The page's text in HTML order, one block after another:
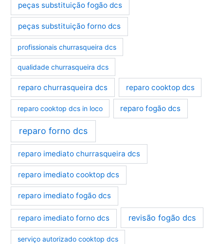
peças substituição fogão dcs
peças substituição forno dcs
profissionais churrasqueira dcs
qualidade churrasqueira dcs
reparo churrasqueira dcs reparo cooktop dcs
reparo cooktop dcs in loco reparo fogão dcs
reparo forno dcs
reparo imediato churrasqueira dcs
reparo imediato cooktop dcs
reparo imediato fogão dcs
reparo imediato forno dcs revisão fogão dcs
serviço autorizado cooktop dcs